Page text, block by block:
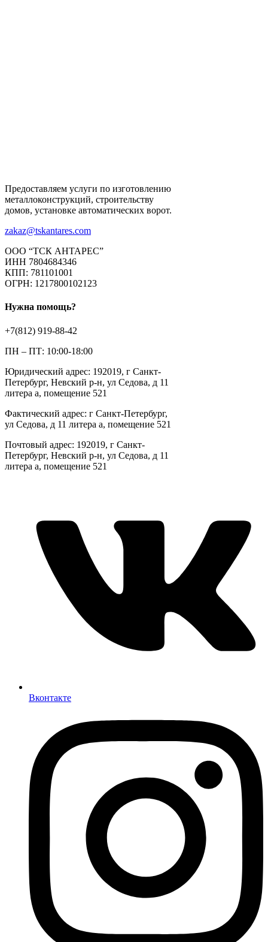
Предоставляем услуги по изготовлению
металлоконструкций, строительству
домов, установке автоматических ворот.
zakaz@tskantares.com
ООО “ТСК АНТАРЕС”
ИНН 7804684346
КПП: 781101001
ОГРН: 1217800102123
Нужна помощь?
+7(812) 919-88-42
ПН – ПТ: 10:00-18:00
Юридический адрес: 192019, г Санкт-
Петербург, Невский р-н, ул Седова, д 11
литера а, помещение 521
Фактический адрес: г Санкт-Петербург,
ул Седова, д 11 литера а, помещение 521
Почтовый адрес: 192019, г Санкт-
Петербург, Невский р-н, ул Седова, д 11
литера а, помещение 521
Вконтакте